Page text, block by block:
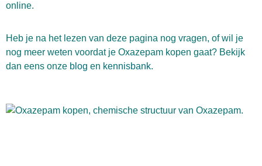
online.
Heb je na het lezen van deze pagina nog vragen, of wil je
nog meer weten voordat je Oxazepam kopen gaat? Bekijk
dan eens onze blog en kennisbank.